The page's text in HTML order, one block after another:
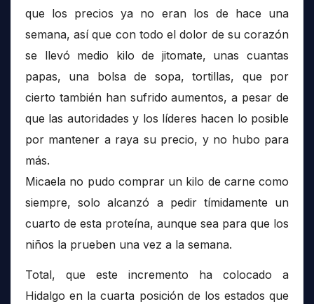
que los precios ya no eran los de hace una
semana, así que con todo el dolor de su corazón
se llevó medio kilo de jitomate, unas cuantas
papas, una bolsa de sopa, tortillas, que por
cierto también han sufrido aumentos, a pesar de
que las autoridades y los líderes hacen lo posible
por mantener a raya su precio, y no hubo para
más.
Micaela no pudo comprar un kilo de carne como
siempre, solo alcanzó a pedir tímidamente un
cuarto de esta proteína, aunque sea para que los
niños la prueben una vez a la semana.
Total, que este incremento ha colocado a
Hidalgo en la cuarta posición de los estados que